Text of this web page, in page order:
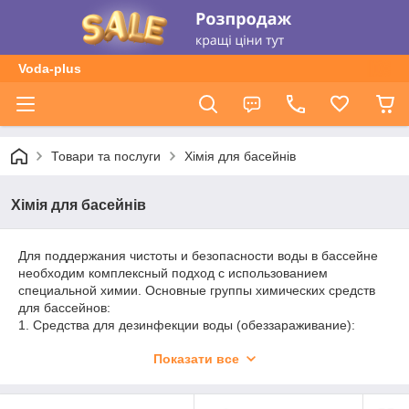
Voda-plus
Товари та послуги Хімія для басейнів
Хімія для басейнів
Для поддержания чистоты и безопасности воды в бассейне
необходим комплексный подход с использованием
специальной химии. Основные группы химических средств
для бассейнов:
1. Средства для дезинфекции воды (обеззараживание):
проверенный способ дезинфекции. Хлор эффективно
микроорганизмы. Существуют различные формы хлора:
Показати все